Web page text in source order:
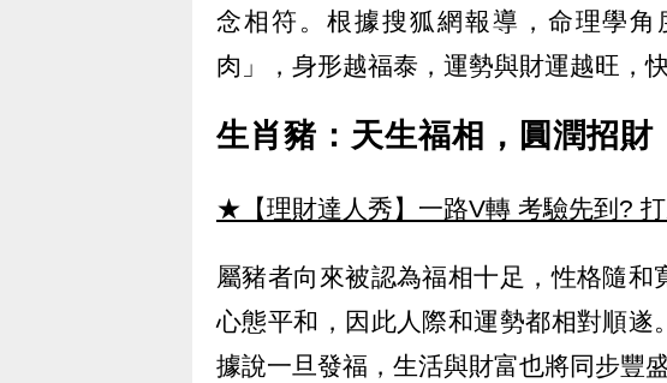
念相符。根據搜狐網報導，命理學
肉」，身形越福泰，運勢與財運越旺，
生肖豬：天生福相，圓潤招財
★【理財達人秀】一路V轉 考驗先到?
屬豬者向來被認為福相十足，性格隨和
心態平和，因此人際和運勢都相對順遂
據說一旦發福，生活與財富也將同步豐